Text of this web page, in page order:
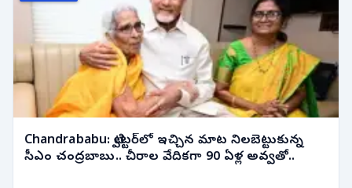
Chandrababu: ట్విట్టర్‌లో ఇచ్చిన మాట నిలబెట్టుకున్న
సీఎం చంద్రబాబు.. చీరాల వేదికగా 90 ఏళ్ల అవ్వతో..